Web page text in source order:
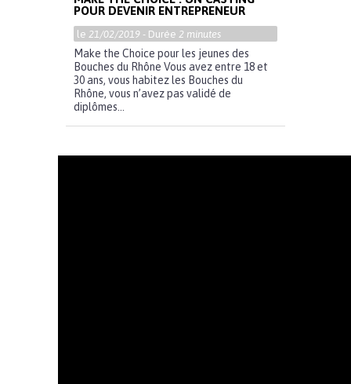
POUR DEVENIR ENTREPRENEUR
le 21/02/2019 - Durée 2 minutes
Make the Choice pour les jeunes des
Bouches du Rhône Vous avez entre 18 et
30 ans, vous habitez les Bouches du
Rhône, vous n’avez pas validé de
diplômes...